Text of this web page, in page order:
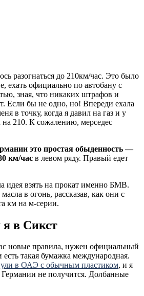
разогнаться до 210км/час. Это было
ехать официально по автобану с
зная, что никаких штрафов и
Если бы не одно, но! Впереди ехала
в точку, когда я давил на газ и у
на 210. К сожалению, мерседес
это простая обыденность —
км/час в левом ряду. Правый едет
идея взять на прокат именно БМВ.
в огонь, рассказав, как они с
км на м-серии.
в Сикст
новые правила, нужен официальный
такая бумажка международная.
в ОАЭ с обычным пластиком, и я
не получится. Долбанные